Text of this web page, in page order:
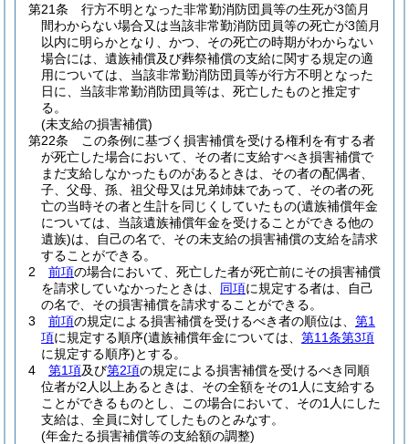
第21条
行方不明となった非常勤消防団員等の生死が3箇月
間わからない場合又は当該非常勤消防団員等の死亡が3箇月
以内に明らかとなり、かつ、その死亡の時期がわからない
場合には、遺族補償及び葬祭補償の支給に関する規定の適
用については、当該非常勤消防団員等が行方不明となった
日に、当該非常勤消防団員等は、死亡したものと推定す
る。
(未支給の損害補償)
第22条
この条例に基づく損害補償を受ける権利を有する者
が死亡した場合において、その者に支給すべき損害補償で
まだ支給しなかったものがあるときは、その者の配偶者、
子、父母、孫、祖父母又は兄弟姉妹であって、その者の死
亡の当時その者と生計を同じくしていたもの(遺族補償年金
については、当該遺族補償年金を受けることができる他の
遺族)は、自己の名で、その未支給の損害補償の支給を請求
することができる。
2
前項の場合において、死亡した者が死亡前にその損害補償
を請求していなかったときは、 同項に規定する者は、自己
の名で、その損害補償を請求することができる。
3
前項の規定による損害補償を受けるべき者の順位は、 第1
項に規定する順序(遺族補償年金については、 第11条第3項
に規定する順序)とする。
4
第1項及び第2項の規定による損害補償を受けるべき同順
位者が2人以上あるときは、その全額をその1人に支給する
ことができるものとし、この場合において、その1人にした
支給は、全員に対してしたものとみなす。
(年金たる損害補償等の支給額の調整)